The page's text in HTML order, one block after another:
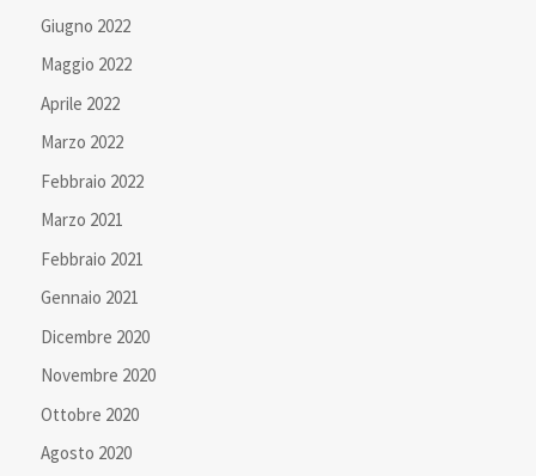
Giugno 2022
Maggio 2022
Aprile 2022
Marzo 2022
Febbraio 2022
Marzo 2021
Febbraio 2021
Gennaio 2021
Dicembre 2020
Novembre 2020
Ottobre 2020
Agosto 2020